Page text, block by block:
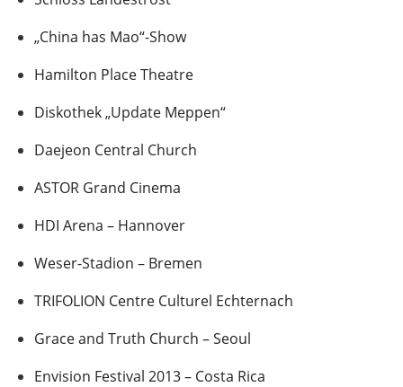
„China has Mao“-Show
Hamilton Place Theatre
Diskothek „Update Meppen“
Daejeon Central Church
ASTOR Grand Cinema
HDI Arena – Hannover
Weser-Stadion – Bremen
TRIFOLION Centre Culturel Echternach
Grace and Truth Church – Seoul
Envision Festival 2013 – Costa Rica